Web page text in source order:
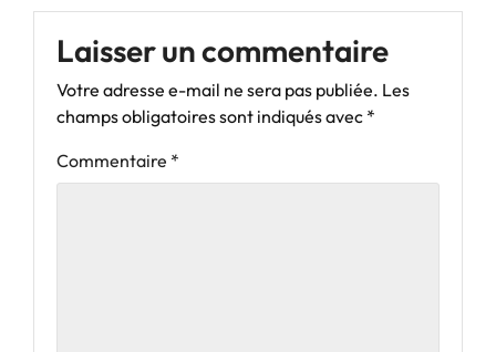
Laisser un commentaire
Votre adresse e-mail ne sera pas publiée. Les
champs obligatoires sont indiqués avec *
Commentaire *